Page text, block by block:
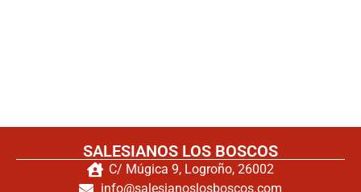
SALESIANOS LOS BOSCOS
C/ Múgica 9, Logroño, 26002
info@salesianoslosboscos.com